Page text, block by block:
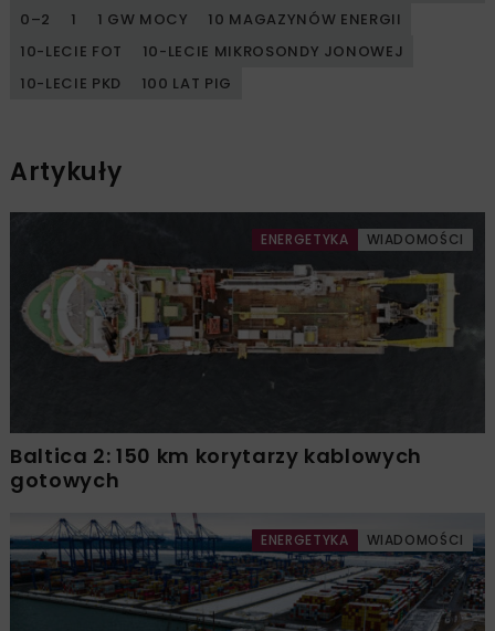
0–2
1 1 GW MOCY
10 MAGAZYNÓW ENERGII
10-LECIE FOT
10-LECIE MIKROSONDY JONOWEJ
10-LECIE PKD
100 LAT PIG
Artykuły
ENERGETYKA WIADOMOŚCI
Baltica 2: 150 km korytarzy kablowych
gotowych
ENERGETYKA WIADOMOŚCI